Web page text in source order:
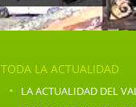
TODA LA ACTUALIDAD
· LA ACTUALIDAD DEL